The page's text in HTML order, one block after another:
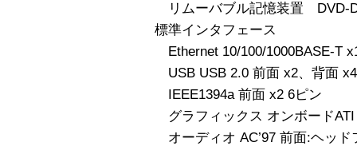
リムーバブル記憶装置 DVD-
標準インタフェース
Ethernet 10/100/1000BASE-T
USB USB 2.0 前面 x2、背面 x4
IEEE1394a 前面 x2 6ピン
グラフィックス オンボードATI
オーディオ AC’97 前面:ヘッ